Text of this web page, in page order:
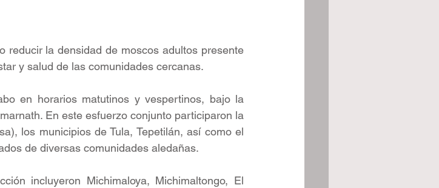
reducir la densidad de moscos adultos presente
y salud de las comunidades cercanas.
en horarios matutinos y vespertinos, bajo la
En este esfuerzo conjunto participaron la
los municipios de Tula, Tepetilán, así como el
de diversas comunidades aledañas.
incluyeron Michimaloya, Michimaltongo, El